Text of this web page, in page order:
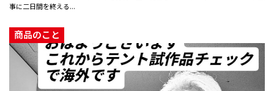
事に二日間を終える...
商品のこと